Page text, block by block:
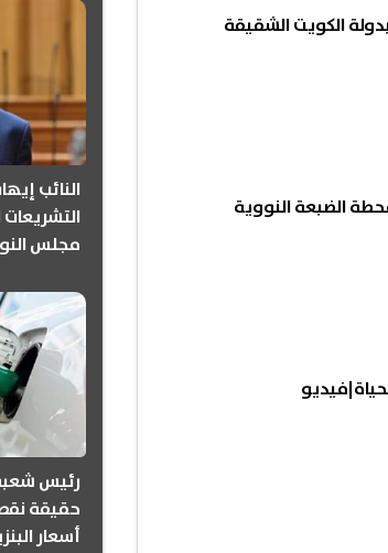
الكويت الشقيقة
الضبعة النووية
النائب
مجلس
رئيس
حقيقة
أسعار